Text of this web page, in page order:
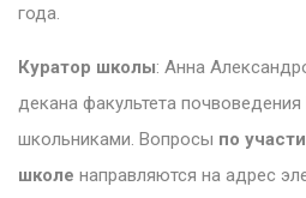
года.
Куратор школы: Анна
декана факультета
школьниками. Вопросы по
школе направляются на адрес